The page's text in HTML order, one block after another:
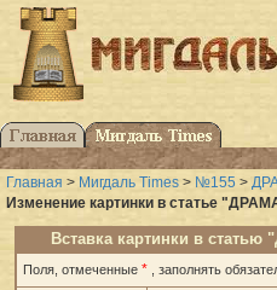
Главная > Мигдаль Times > №155 >
Изменение картинки в статье
Вставка картинки в
Поля, отмеченные * , заполнять